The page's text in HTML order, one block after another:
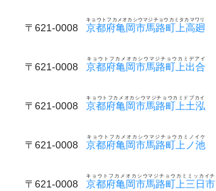
〒621-0008 京都府亀岡市馬路町上高廻
キョウトフカメオカシウマジチョウカミタカマワリ
〒621-0008 京都府亀岡市馬路町上出合
キョウトフカメオカシウマジチョウカミデアイ
〒621-0008 京都府亀岡市馬路町上土泓
キョウトフカメオカシウマジチョウカミドブカイ
〒621-0008 京都府亀岡市馬路町上ノ池
キョウトフカメオカシウマジチョウカミノイケ
〒621-0008 京都府亀岡市馬路町上三日市
キョウトフカメオカシウマジチョウカミミッカイチ